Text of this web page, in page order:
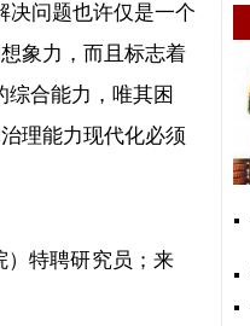
决问题也许仅是一个
象力，而且标志着
综合能力，唯其困
理能力现代化必须
）特聘研究员 ；来